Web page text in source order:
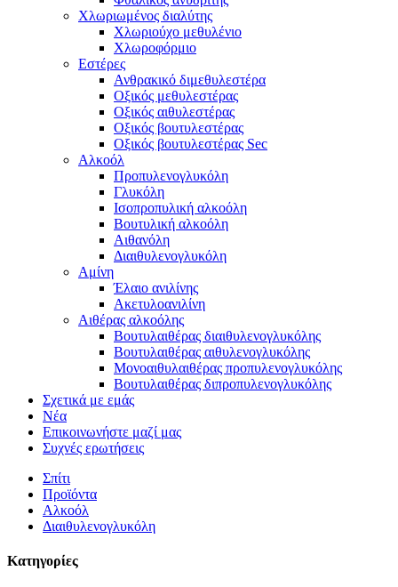
Χλωριωμένος διαλύτης
Χλωριούχο μεθυλένιο
Χλωροφόρμιο
Εστέρες
Ανθρακικό διμεθυλεστέρα
Οξικός μεθυλεστέρας
Οξικός αιθυλεστέρας
Οξικός βουτυλεστέρας
Οξικός βουτυλεστέρας Sec
Αλκοόλ
Προπυλενογλυκόλη
Γλυκόλη
Ισοπροπυλική αλκοόλη
Βουτυλική αλκοόλη
Αιθανόλη
Διαιθυλενογλυκόλη
Αμίνη
Έλαιο ανιλίνης
Ακετυλοανιλίνη
Αιθέρας αλκοόλης
Βουτυλαιθέρας διαιθυλενογλυκόλης
Βουτυλαιθέρας αιθυλενογλυκόλης
Μονοαιθυλαιθέρας προπυλενογλυκόλης
Βουτυλαιθέρας διπροπυλενογλυκόλης
Σχετικά με εμάς
Νέα
Επικοινωνήστε μαζί μας
Συχνές ερωτήσεις
Σπίτι
Προϊόντα
Αλκοόλ
Διαιθυλενογλυκόλη
Κατηγορίες